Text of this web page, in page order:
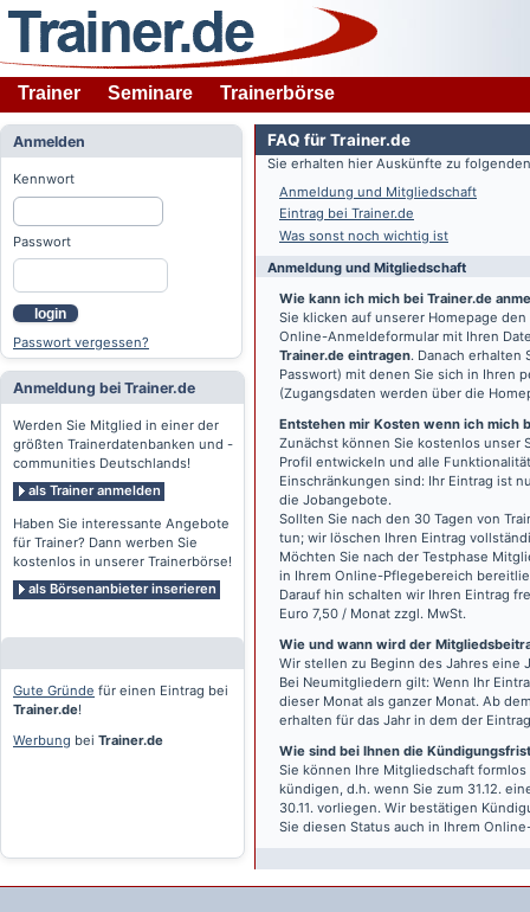
Trainer Seminare Trainerbörse
Anmelden
Kennwort
Passwort
login
Passwort vergessen?
Anmeldung bei Trainer.de
Werden Sie Mitglied in einer der
größten Trainerdatenbanken und -
communities Deutschlands!
als Trainer anmelden
Haben Sie interessante Angebote
für Trainer? Dann werben Sie
kostenlos in unserer Trainerbörse!
als Börsenanbieter inserieren
Gute Gründe für einen Eintrag bei
Trainer.de!
Werbung bei Trainer.de
FAQ für Trainer.de
Sie erhalten hier Auskünfte zu
Anmeldung und Mitgliedschaft
Eintrag bei Trainer.de
Was sonst noch wichtig ist
Anmeldung und Mitgliedschaft
Wie kann ich mich bei Trainer.de
Sie klicken auf unserer Homepage
Online-Anmeldeformular mit Ihren
Trainer.de eintragen. Danach erhalten
Passwort) mit denen Sie sich in Ihren
(Zugangsdaten werden über die
Entstehen mir Kosten wenn ich mich
Zunächst können Sie kostenlos unser
Profil entwickeln und alle
Einschränkungen sind: Ihr Eintrag ist
die Jobangebote.
Sollten Sie nach den 30 Tagen von
tun; wir löschen Ihren Eintrag
Möchten Sie nach der Testphase
in Ihrem Online-Pflegebereich
Darauf hin schalten wir Ihren Eintrag
Euro 7,50 / Monat zzgl. MwSt.
Wie und wann wird der
Wir stellen zu Beginn des Jahres eine
Bei Neumitgliedern gilt: Wenn Ihr
dieser Monat als ganzer Monat. Ab
erhalten für das Jahr in dem der
Wie sind bei Ihnen die
Sie können Ihre Mitgliedschaft
kündigen, d.h. wenn Sie zum 31.12.
30.11. vorliegen. Wir bestätigen
Sie diesen Status auch in Ihrem